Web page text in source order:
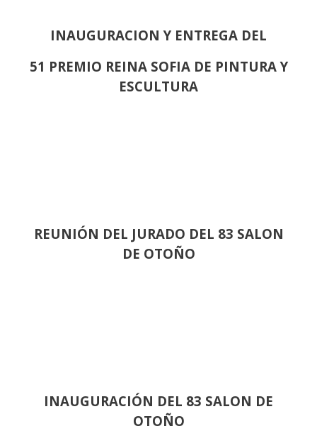
INAUGURACION Y ENTREGA DEL
51 PREMIO REINA SOFIA DE PINTURA Y
ESCULTURA
REUNIÓN DEL JURADO DEL 83 SALON
DE OTOÑO
INAUGURACIÓN DEL 83 SALON DE
OTOÑO